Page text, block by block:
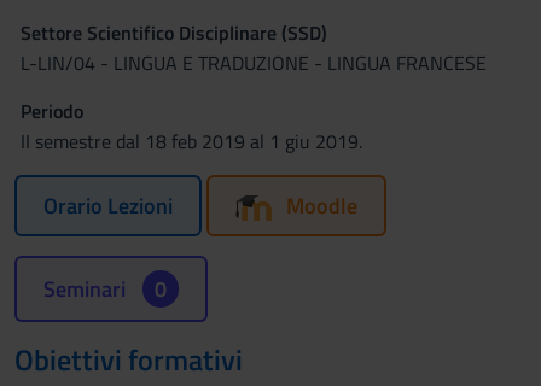
Settore Scientifico Disciplinare (SSD)
L-LIN/04 - LINGUA E TRADUZIONE - LINGUA FRANCESE
Periodo
II semestre dal 18 feb 2019 al 1 giu 2019.
Orario Lezioni Moodle
Seminari 0
Obiettivi formativi